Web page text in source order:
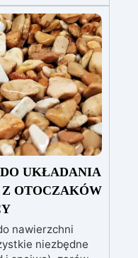
przez środki
lub mniejszej i
wykończenie
nawet na
mogą sprawiać
UKŁADANIA
OTOCZAKÓW
nawierzchni
niezbędne